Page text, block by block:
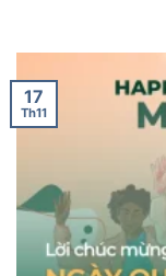
17
Th11